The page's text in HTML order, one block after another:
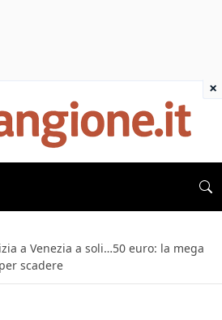
a Venezia a soli…50 euro: la mega
scadere
×